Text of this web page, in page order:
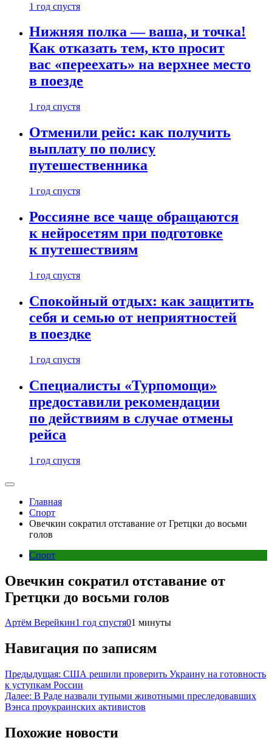
1 год спустя
Нижняя полка — ваша, и точка!
Как отказать тем, кто просит
вас «переехать» на верхнее место
в поезде
1 год спустя
Отменили рейс: как получить
выплату по полису
путешественника
1 год спустя
Россияне все чаще обращаются
к нейросетям при подготовке
к путешествиям
1 год спустя
Спокойный отдых: как защитить
себя и семью от неприятностей
в поездке
1 год спустя
Специалисты «Турпомощи»
предоставили рекомендации
по действиям в случае отмены
рейса
1 год спустя
Главная
Спорт
Овечкин сократил отставание от Гретцки до восьми
голов
Спорт
Овечкин сократил отставание от
Гретцки до восьми голов
Артём Верейкин1 год спустя01 минуты
Навигация по записям
Предыдущая: США решили проверить Украину на готовность
к уступкам России
Далее: В Раде назвали тупыми животными преследовавших
Вэнса проукраинских активистов
Похожие новости